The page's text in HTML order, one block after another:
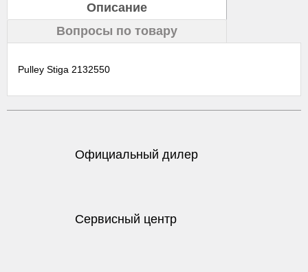
Описание
Вопросы по товару
Pulley Stiga 2132550
Официальный дилер
Сервисный центр